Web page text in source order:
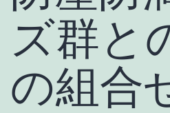
ズ群と
の組合